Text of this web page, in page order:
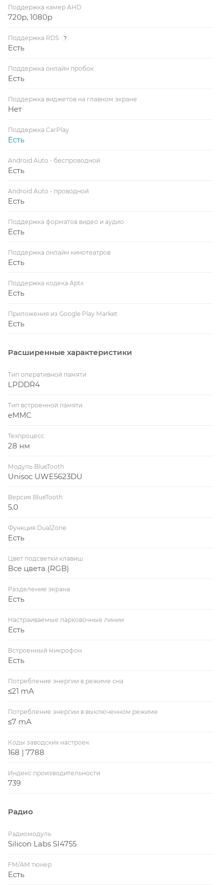
Поддержка камер AHD
720p, 1080p
Поддержка RDS ?
Есть
Поддержка онлайн пробок
Есть
Поддержка виджетов на главном экране
Нет
Поддержка CarPlay
Есть
Android Auto - беспроводной
Есть
Android Auto - проводной
Есть
Поддержка форматов видео и аудио
Есть
Поддержка онлайн кинотеатров
Есть
Поддержка кодека Aptx
Есть
Приложения из Google Play Market
Есть
Расширенные характеристики
Тип оперативной памяти
LPDDR4
Тип встроенной памяти
eMMC
Техпроцесс
28 нм
Модуль BlueTooth
Unisoc UWE5623DU
Версия BlueTooth
5.0
Функция DualZone
Есть
Цвет подсветки клавиш
Все цвета (RGB)
Разделение экрана
Есть
Настраиваемые парковочные линии
Есть
Встроенный микрофон
Есть
Потребление энергии в режиме сна
≤21 mA
Потребление энергии в выключенном режиме
≤7 mA
Коды заводских настроек
168 | 7788
Индекс производительности
739
Радио
Радиомодуль
Silicon Labs SI4755
FM/AM тюнер
Есть